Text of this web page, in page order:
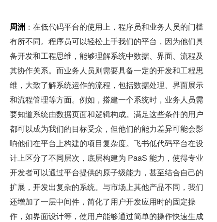
周洲 ：在低代码平台的使用上，程序员和业务人员的门槛
有所不同。程序员可以轻松上手我们的平台，因为他们具
备开发和工程思维，能够理解系统中数据、界面、流程及
其协作关系。而业务人员则需要具备一定的开发和工程思
维，大致了解系统运作的流程，包括数据处理、界面展示
和流程管理等方面。例如，搭建一个系统时，业务人员需
要知道系统由数据页面和逻辑构成。满足这些条件的用户
都可以成为我们的目标受众，但他们的能力差异可能会影
响他们在平台上构建的项目复杂度。飞书低代码平台在设
计上区分了不同层次，底层构建为 PaaS 能力，使得专业
开发者可以通过平台提供的原子级能力，甚至结合自己的
扩展，开发出复杂的系统。与市场上其他产品不同，我们
还增加了一层中间件，简化了用户开发应用时的固定操
作，如界面设计等，使用户能够通过简单的操作快速生成